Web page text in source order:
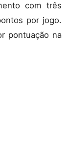
com três
por jogo.
pontuação na